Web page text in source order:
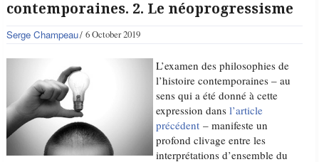
contemporaines. 2. Le néoprogressisme
Serge Champeau 6 October 2019
L’examen des philosophies de
l’histoire contemporaines – au
sens qui a été donné à cette
expression dansl’article
précédent – manifeste un
profond clivage entre les
interprétations d’ensemble du